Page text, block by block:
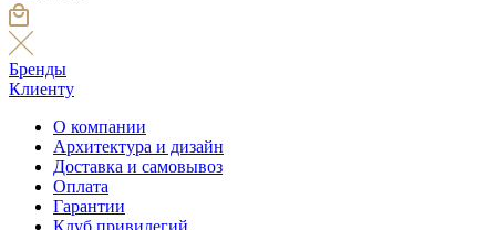
Бренды
Клиенту
О компании
Архитектура и дизайн
Доставка и самовывоз
Оплата
Гарантии
Клуб привилегий